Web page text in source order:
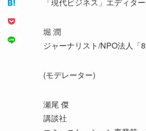
「現代ビジネス」エディタ
堀 潤
ジャーナリスト/NPO法人
(モデレーター)
瀬尾 傑
講談社